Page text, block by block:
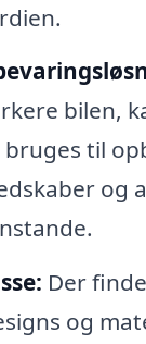
bilen,
til
og
Der
og